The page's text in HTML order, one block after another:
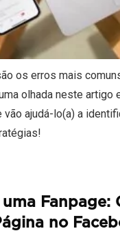
os erros mais
olhada neste artigo
vão ajudá-lo(a) a
Fanpage:
no